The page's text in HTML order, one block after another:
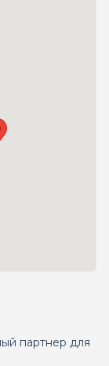
партнер для